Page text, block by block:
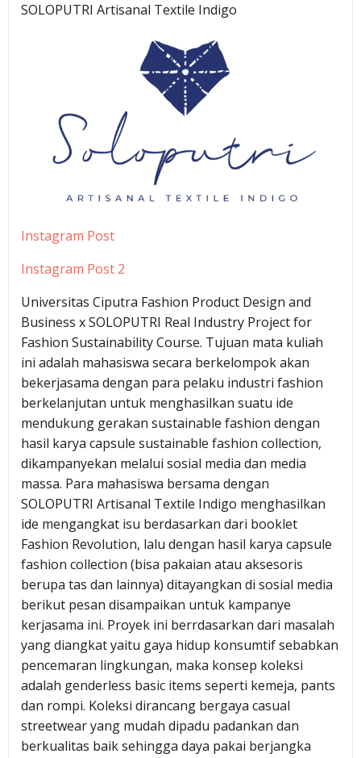
SOLOPUTRI Artisanal Textile Indigo
Instagram Post
Instagram Post 2
Universitas Ciputra Fashion Product Design and
Business x SOLOPUTRI Real Industry Project for
Fashion Sustainability Course. Tujuan mata kuliah
ini adalah mahasiswa secara berkelompok akan
bekerjasama dengan para pelaku industri fashion
berkelanjutan untuk menghasilkan suatu ide
mendukung gerakan sustainable fashion dengan
hasil karya capsule sustainable fashion collection,
dikampanyekan melalui sosial media dan media
massa. Para mahasiswa bersama dengan
SOLOPUTRI Artisanal Textile Indigo menghasilkan
ide mengangkat isu berdasarkan dari booklet
Fashion Revolution, lalu dengan hasil karya capsule
fashion collection (bisa pakaian atau aksesoris
berupa tas dan lainnya) ditayangkan di sosial media
berikut pesan disampaikan untuk kampanye
kerjasama ini. Proyek ini berrdasarkan dari masalah
yang diangkat yaitu gaya hidup konsumtif sebabkan
pencemaran lingkungan, maka konsep koleksi
adalah genderless basic items seperti kemeja, pants
dan rompi. Koleksi dirancang bergaya casual
streetwear yang mudah dipadu padankan dan
berkualitas baik sehingga daya pakai berjangka